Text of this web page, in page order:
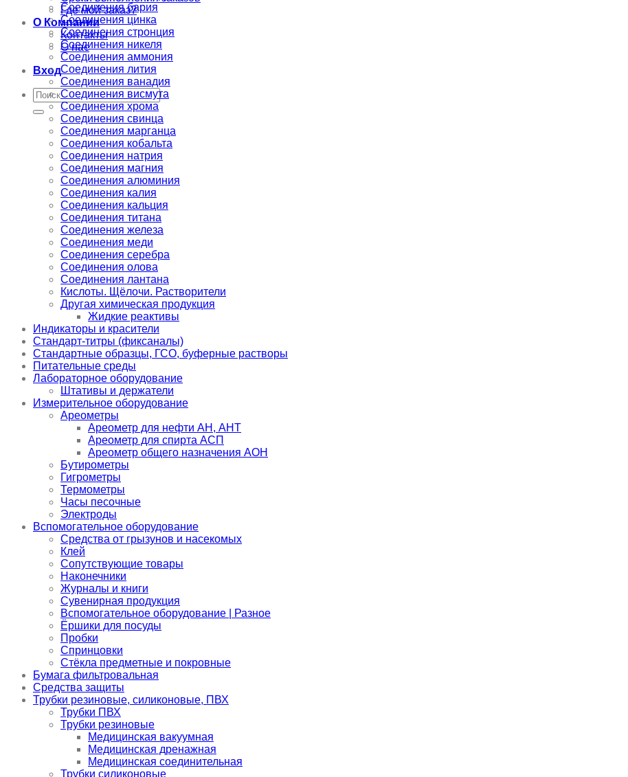
Где мой заказ?
О Компании
Контакты
О нас
Вход
Искать:
Соединения бария
Соединения цинка
Соединения стронция
Соединения никеля
Соединения аммония
Соединения лития
Соединения ванадия
Соединения висмута
Соединения хрома
Соединения свинца
Соединения марганца
Соединения кобальта
Соединения натрия
Соединения магния
Соединения алюминия
Соединения калия
Соединения кальция
Соединения титана
Соединения железа
Соединения меди
Соединения серебра
Соединения олова
Соединения лантана
Кислоты. Щёлочи. Растворители
Другая химическая продукция
Жидкие реактивы
Индикаторы и красители
Стандарт-титры (фиксаналы)
Стандартные образцы, ГСО, буферные растворы
Питательные среды
Лабораторное оборудование
Штативы и держатели
Измерительное оборудование
Ареометры
Ареометр для нефти АН, АНТ
Ареометр для спирта АСП
Ареометр общего назначения АОН
Бутирометры
Гигрометры
Термометры
Часы песочные
Электроды
Вспомогательное оборудование
Средства от грызунов и насекомых
Клей
Сопутствующие товары
Наконечники
Журналы и книги
Сувенирная продукция
Вспомогательное оборудование | Разное
Ёршики для посуды
Пробки
Спринцовки
Стёкла предметные и покровные
Бумага фильтровальная
Средства защиты
Трубки резиновые, силиконовые, ПВХ
Трубки ПВХ
Трубки резиновые
Медицинская вакуумная
Медицинская дренажная
Медицинская соединительная
Трубки силиконовые